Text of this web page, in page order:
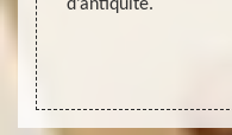
d’antiquité.